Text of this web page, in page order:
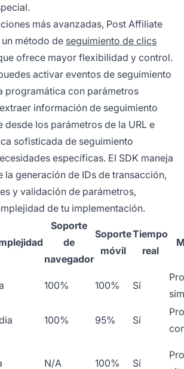
más avanzadas, Post Affiliate
método de seguimiento de clics
ofrece mayor flexibilidad y control.
activar eventos de seguimiento
programática con parámetros
información de seguimiento
desde los parámetros de la URL e
sofisticada de seguimiento
específicas. El SDK maneja
la generación de IDs de transacción,
y validación de parámetros,
de tu implementación.
Soporte
de
navegador
Soporte
móvil
Tiempo
real
100% 100% Sí
100% 95% Sí
N/A 100% Sí